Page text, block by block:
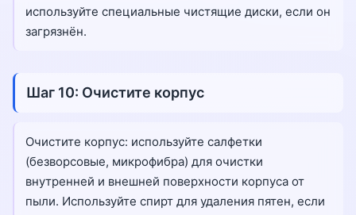
используйте специальные чистящие диски, если он
загрязнён.
Шаг 10: Очистите корпус
Очистите корпус: используйте салфетки
(безворсовые, микрофибра) для очистки
внутренней и внешней поверхности корпуса от
пыли. Используйте спирт для удаления пятен, если